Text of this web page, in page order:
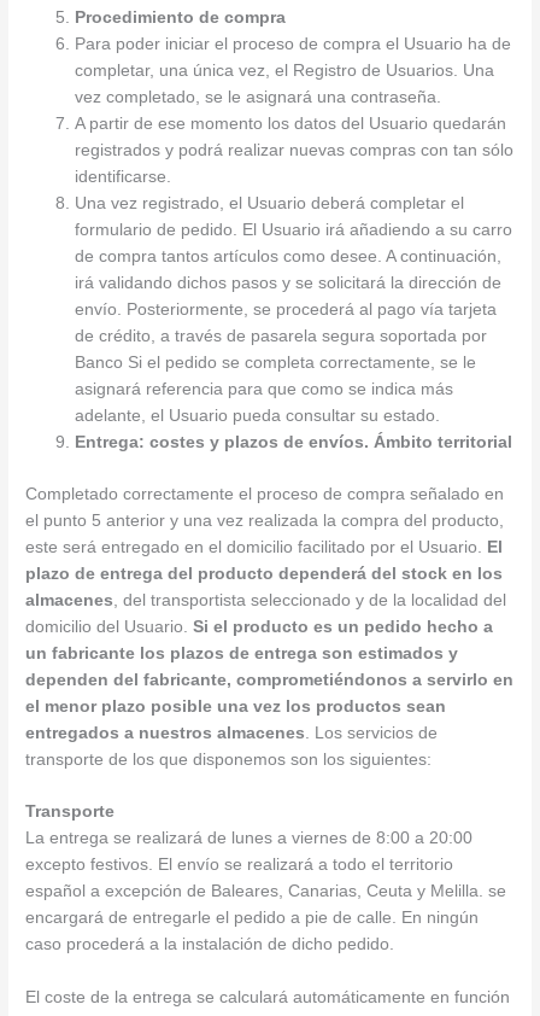
Procedimiento de compra
Para poder iniciar el proceso de compra el Usuario ha de
completar, una única vez, el Registro de Usuarios. Una
vez completado, se le asignará una contraseña.
A partir de ese momento los datos del Usuario quedarán
registrados y podrá realizar nuevas compras con tan sólo
identificarse.
Una vez registrado, el Usuario deberá completar el
formulario de pedido. El Usuario irá añadiendo a su carro
de compra tantos artículos como desee. A continuación,
irá validando dichos pasos y se solicitará la dirección de
envío. Posteriormente, se procederá al pago vía tarjeta
de crédito, a través de pasarela segura soportada por
Banco Si el pedido se completa correctamente, se le
asignará referencia para que como se indica más
adelante, el Usuario pueda consultar su estado.
Entrega: costes y plazos de envíos. Ámbito territorial
Completado correctamente el proceso de compra señalado en
el punto 5 anterior y una vez realizada la compra del producto,
este será entregado en el domicilio facilitado por el Usuario. El
plazo de entrega del producto dependerá del stock en los
almacenes , del transportista seleccionado y de la localidad del
domicilio del Usuario.Si el producto es un pedido hecho a
un fabricante los plazos de entrega son estimados y
dependen del fabricante, comprometiéndonos a servirlo en
el menor plazo posible una vez los productos sean
entregados a nuestros almacenes . Los servicios de
transporte de los que disponemos son los siguientes:
Transporte
La entrega se realizará de lunes a viernes de 8:00 a 20:00
excepto festivos. El envío se realizará a todo el territorio
español a excepción de Baleares, Canarias, Ceuta y Melilla. se
encargará de entregarle el pedido a pie de calle. En ningún
caso procederá a la instalación de dicho pedido.
El coste de la entrega se calculará automáticamente en función